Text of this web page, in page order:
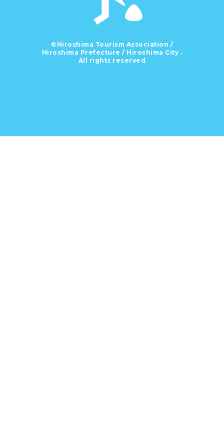
©Hiroshima Tourism Association /
Hiroshima Prefecture / Hiroshima City .
All rights reserved